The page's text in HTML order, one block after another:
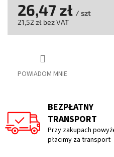
POWIADOM MNIE
26,47 zł / szt
21,52 zł bez VAT
BEZPŁATNY
TRANSPORT
Przy zakupach
płacimy za transport